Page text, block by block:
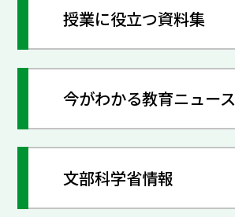
授業に役立つ資料集
今がわかる教育ニュース
文部科学省情報